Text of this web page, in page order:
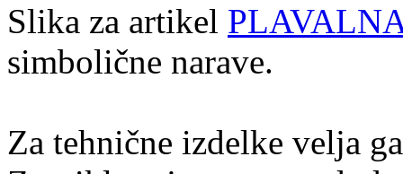
Slika za artikel
simbolične narave.
Za tehnične izdelke velja